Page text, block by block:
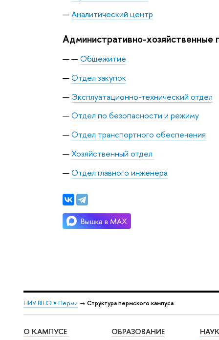
Аналитический центр
Административно-хозяйственные
Общежитие
Отдел закупок
Эксплуатационно-технический отдел
Отдел по безопасности и режиму
Отдел транспортного обеспечения
Хозяйственный отдел
Отдел главного инженера
НИУ ВШЭ в Перми → Структура пермского кампуса
О КАМПУСЕ ОБРАЗОВАНИЕ